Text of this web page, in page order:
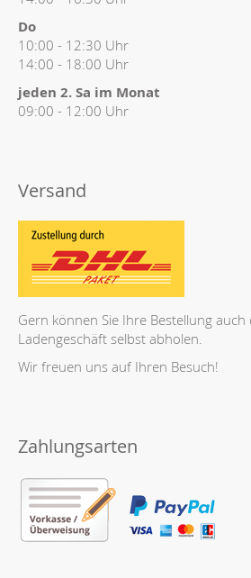
Do
10:00 - 12:30 Uhr
14:00 - 18:00 Uhr
jeden 2. Sa im Monat
09:00 - 12:00 Uhr
Versand
Gern können Sie Ihre Bestellung
Ladengeschäft selbst abholen.
Wir freuen uns auf Ihren Besuch!
Zahlungsarten